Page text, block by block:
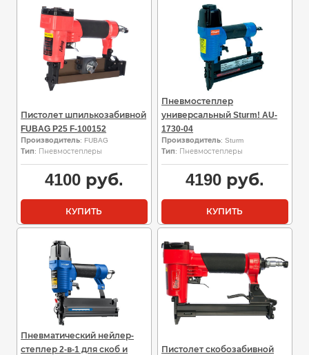
Пистолет шпилькозабивной
FUBAG P25 F-100152
Производитель: FUBAG
Тип: Пневмостеплеры
4100руб.
КУПИТЬ
Пневмостеплер
универсальный Sturm! AU-
1730-04
Производитель: Sturm
Тип: Пневмостеплеры
4190руб.
КУПИТЬ
Пневматический нейлер-
степлер 2-в-1 для скоб и
Пистолет скобозабивной